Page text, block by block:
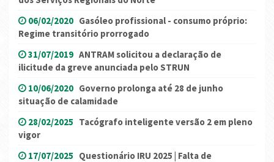
06/02/2020 Gasóleo profissional - consumo próprio:
Regime transitório prorrogado
31/07/2019 ANTRAM solicitou a declaração de
ilicitude da greve anunciada pelo STRUN
10/06/2020 Governo prolonga até 28 de junho
situação de calamidade
28/02/2025 Tacógrafo inteligente versão 2 em pleno
vigor
17/07/2025 Questionário IRU 2025 | Falta de